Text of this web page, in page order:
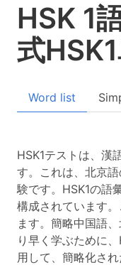
HSK 1
式
Word list
HSK1テストは、漢
す。これは、北京
験です。HSK1の語
構成されています
ます。簡略中国語
り早く学ぶために
用して、簡略化さ